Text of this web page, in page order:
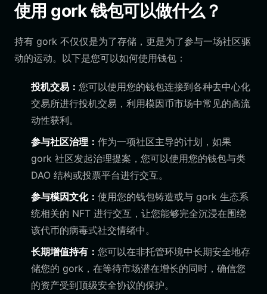
使用 gork 钱包可以做什么？
持有 gork 不仅仅是为了存储，更是为了参与一场社区驱
动的运动。以下是您可以如何使用钱包：
投机交易： 您可以使用您的钱包连接到各种去中心化
交易所进行投机交易，利用模因币市场中常见的高流
动性获利。
参与社区治理： 作为一项社区主导的计划，如果
gork 社区发起治理提案，您可以使用您的钱包与类
DAO 结构或投票平台进行交互。
参与模因文化： 使用您的钱包铸造或与 gork 生态系
统相关的 NFT 进行交互，让您能够完全沉浸在围绕
该代币的病毒式社交情绪中。
长期增值持有： 您可以在非托管环境中长期安全地存
储您的 gork，在等待市场潜在增长的同时，确信您
的资产受到顶级安全协议的保护。